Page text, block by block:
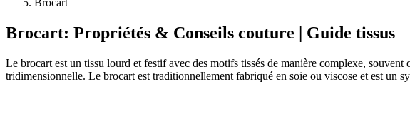
Brocart
Brocart: Propriétés & Conseils couture | Guide tissus
Le brocart est un tissu lourd et festif avec des motifs tissés de manière complexe,
tridimensionnelle. Le brocart est traditionnellement fabriqué en soie ou viscose et est un